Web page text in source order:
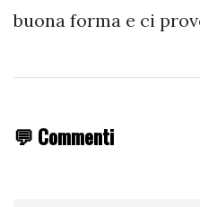
buona forma e ci
💬 Commenti